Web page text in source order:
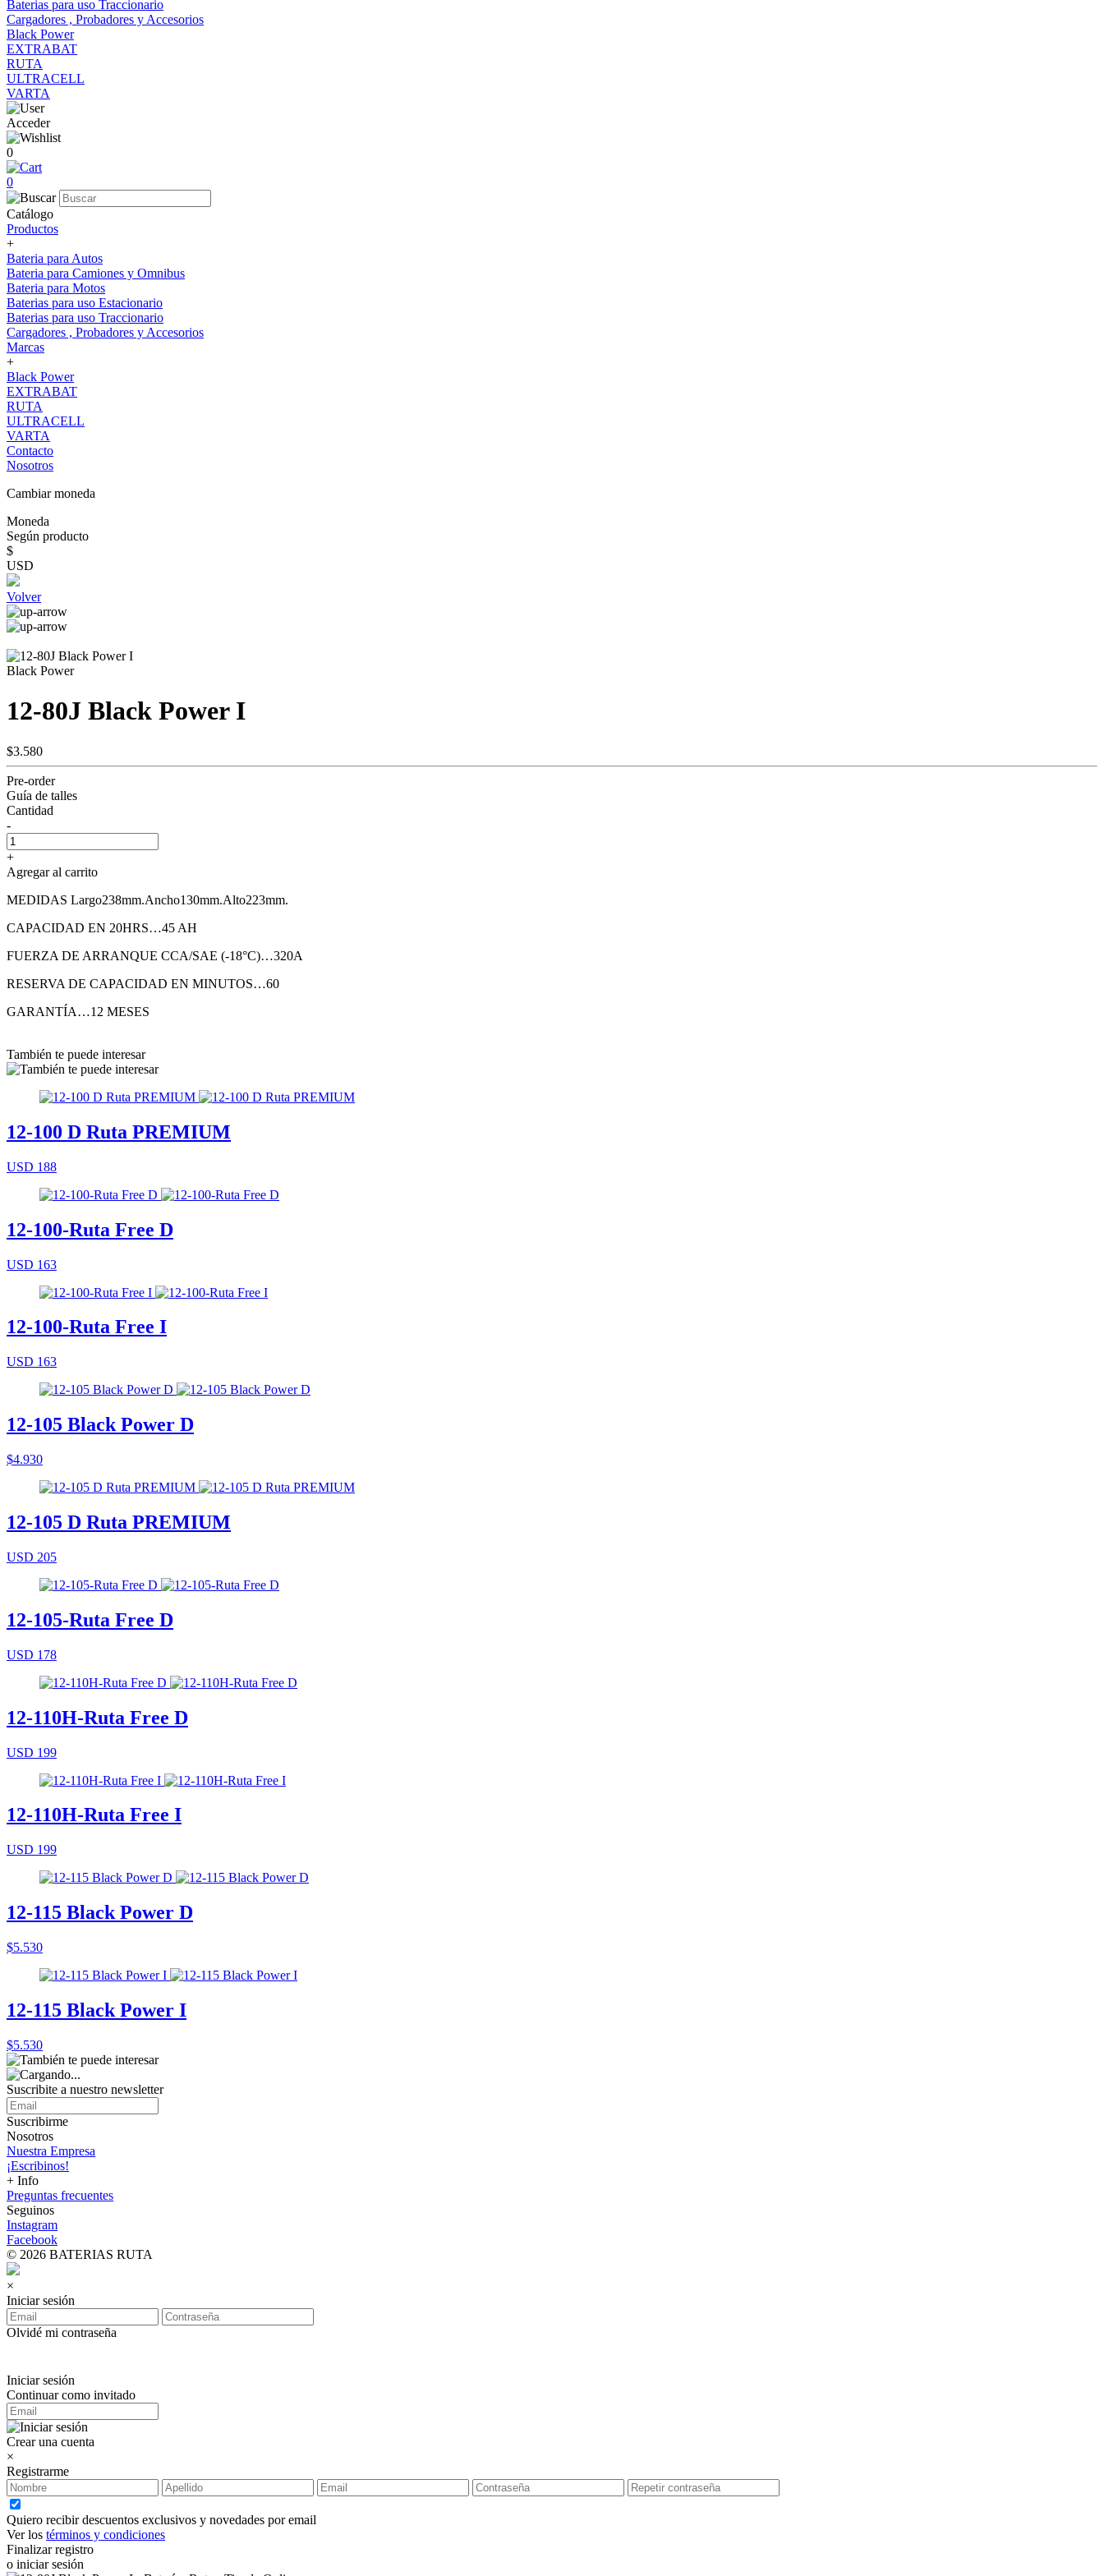
Baterias para uso Traccionario
Cargadores , Probadores y Accesorios
Black Power
EXTRABAT
RUTA
ULTRACELL
VARTA
Acceder
0
0
Catálogo
Productos
+
Bateria para Autos
Bateria para Camiones y Omnibus
Bateria para Motos
Baterias para uso Estacionario
Baterias para uso Traccionario
Cargadores , Probadores y Accesorios
Marcas
+
Black Power
EXTRABAT
RUTA
ULTRACELL
VARTA
Contacto
Nosotros
Cambiar moneda
Moneda
Según producto
$
USD
Volver
Black Power
12-80J Black Power I
$3.580
Pre-order
Guía de talles
Cantidad
-
+
Agregar al carrito
MEDIDAS Largo238mm.Ancho130mm.Alto223mm.
CAPACIDAD EN 20HRS…45 AH
FUERZA DE ARRANQUE CCA/SAE (-18°C)…320A
RESERVA DE CAPACIDAD EN MINUTOS…60
GARANTÍA…12 MESES
También te puede interesar
12-100 D Ruta PREMIUM
USD 188
12-100-Ruta Free D
USD 163
12-100-Ruta Free I
USD 163
12-105 Black Power D
$4.930
12-105 D Ruta PREMIUM
USD 205
12-105-Ruta Free D
USD 178
12-110H-Ruta Free D
USD 199
12-110H-Ruta Free I
USD 199
12-115 Black Power D
$5.530
12-115 Black Power I
$5.530
Suscribite a nuestro newsletter
Suscribirme
Nosotros
Nuestra Empresa
¡Escribinos!
+ Info
Preguntas frecuentes
Seguinos
Instagram
Facebook
© 2026 BATERIAS RUTA
×
Iniciar sesión
Olvidé mi contraseña
Iniciar sesión
Continuar como invitado
Crear una cuenta
×
Registrarme
Quiero recibir descuentos exclusivos y novedades por email
Ver los términos y condiciones
Finalizar registro
o iniciar sesión